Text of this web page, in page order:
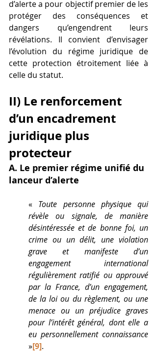
d’alerte a pour objectif premier de les
protéger des conséquences et
dangers qu’engendrent leurs
révélations. Il convient d’envisager
l’évolution du régime juridique de
cette protection étroitement liée à
celle du statut.
II) Le renforcement
d’un encadrement
juridique plus
protecteur
A. Le premier régime unifié du
lanceur d’alerte
« Toute personne physique qui
révèle ou signale, de manière
désintéressée et de bonne foi, un
crime ou un délit, une violation
grave et manifeste d’un
engagement international
régulièrement ratifié ou approuvé
par la France, d’un engagement,
de la loi ou du règlement, ou une
menace ou un préjudice graves
pour l’intérêt général, dont elle a
eu personnellement connaissance
»[9].